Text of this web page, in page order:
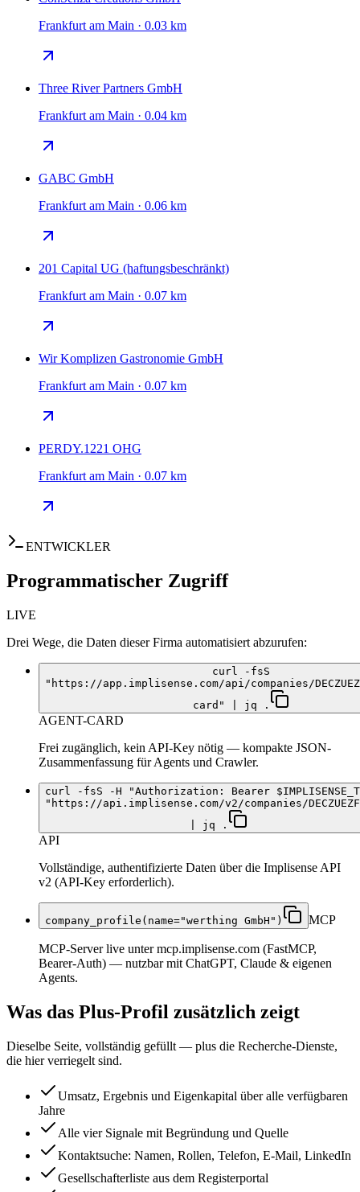
Frankfurt am Main · 0.03 km
Three River Partners GmbH
Frankfurt am Main · 0.04 km
GABC GmbH
Frankfurt am Main · 0.06 km
201 Capital UG (haftungsbeschränkt)
Frankfurt am Main · 0.07 km
Wir Komplizen Gastronomie GmbH
Frankfurt am Main · 0.07 km
PERDY.1221 OHG
Frankfurt am Main · 0.07 km
ENTWICKLER
Programmatischer Zugriff
LIVE
Drei Wege, die Daten dieser Firma automatisiert abzurufen:
curl -fsS
"https://app.implisense.com/api/companies/
card" | jq .
AGENT-CARD
Frei zugänglich, kein API-Key nötig — kompakte JSON-
Zusammenfassung für Agents und Crawler.
curl -fsS -H "Authorization: Bearer
"https://api.implisense.com/v2/companies/
| jq .
API
Vollständige, authentifizierte Daten über die Implisense API
v2 (API-Key erforderlich).
company_profile(name="werthing GmbH") MCP
MCP-Server live unter mcp.implisense.com (FastMCP,
Bearer-Auth) — nutzbar mit ChatGPT, Claude & eigenen
Agents.
Was das Plus-Profil zusätzlich zeigt
Dieselbe Seite, vollständig gefüllt — plus die Recherche-Dienste,
die hier verriegelt sind.
Umsatz, Ergebnis und Eigenkapital über alle verfügbaren
Jahre
Alle vier Signale mit Begründung und Quelle
Kontaktsuche: Namen, Rollen, Telefon, E-Mail, LinkedIn
Gesellschafterliste aus dem Registerportal